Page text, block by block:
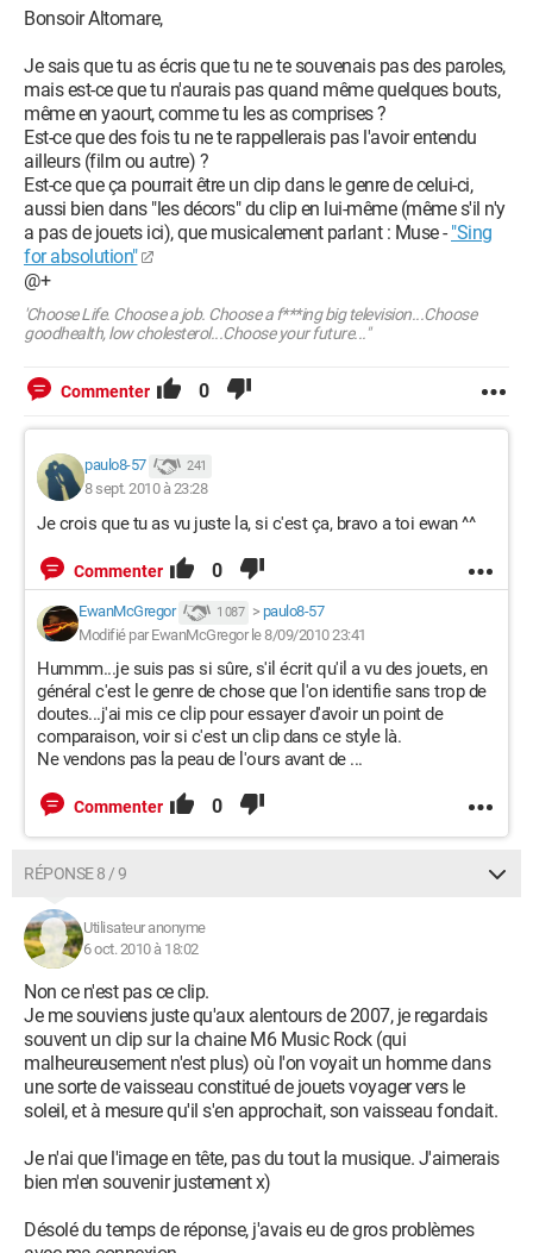
Bonsoir Altomare,
Je sais que tu as écris que tu ne te souvenais pas des paroles,
mais est-ce que tu n'aurais pas quand même quelques bouts,
même en yaourt, comme tu les as comprises ?
Est-ce que des fois tu ne te rappellerais pas l'avoir entendu
ailleurs (film ou autre) ?
Est-ce que ça pourrait être un clip dans le genre de celui-ci,
aussi bien dans "les décors" du clip en lui-même (même s'il n'y
a pas de jouets ici), que musicalement parlant : Muse - "Sing
for absolution"
@+
'Choose Life. Choose a job. Choose a f***ing big television...Choose
goodhealth, low cholesterol...Choose your future..."
Commenter 0
paulo8-57 241
8 sept. 2010 à 23:28
Je crois que tu as vu juste la, si c'est ça, bravo a toi ewan ^^
Commenter 0
EwanMcGregor 1 087 > paulo8-57
Modifié par EwanMcGregor le 8/09/2010 23:41
Hummm...je suis pas si sûre, s'il écrit qu'il a vu des jouets, en
général c'est le genre de chose que l'on identifie sans trop de
doutes...j'ai mis ce clip pour essayer d'avoir un point de
comparaison, voir si c'est un clip dans ce style là.
Ne vendons pas la peau de l'ours avant de ...
Commenter 0
RÉPONSE 8 / 9
Utilisateur anonyme
6 oct. 2010 à 18:02
Non ce n'est pas ce clip.
Je me souviens juste qu'aux alentours de 2007, je regardais
souvent un clip sur la chaine M6 Music Rock (qui
malheureusement n'est plus) où l'on voyait un homme dans
une sorte de vaisseau constitué de jouets voyager vers le
soleil, et à mesure qu'il s'en approchait, son vaisseau fondait.
Je n'ai que l'image en tête, pas du tout la musique. J'aimerais
bien m'en souvenir justement x)
Désolé du temps de réponse, j'avais eu de gros problèmes